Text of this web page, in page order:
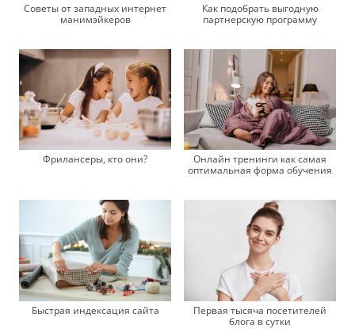
Советы от западных интернет
манимэйкеров
Как подобрать выгодную
партнерскую программу
Фрилансеры, кто они?
Онлайн тренинги как самая
оптимальная форма обучения
Быстрая индексация сайта
Первая тысяча посетителей
блога в сутки